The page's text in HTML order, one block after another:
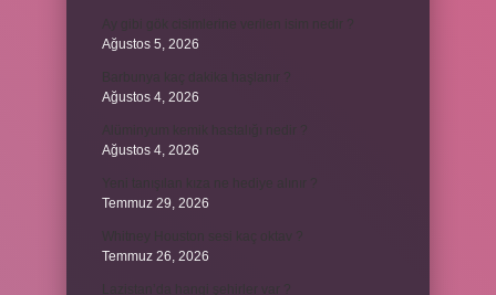
Ağustos 5, 2026
Ağustos 4, 2026
Ağustos 4, 2026
Temmuz 29, 2026
Temmuz 26, 2026